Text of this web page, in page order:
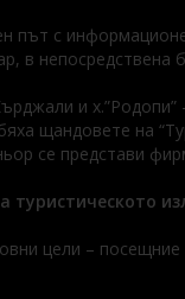
път с
в непосредствена
и
щандовете на
се представи
туристическото
цели – посещние